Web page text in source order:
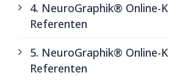
4. NeuroGraphik® Online-
Referenten
5. NeuroGraphik® Online-
Referenten